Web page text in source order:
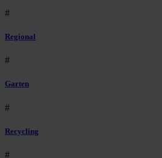
#
Regional
#
Garten
#
Recycling
#